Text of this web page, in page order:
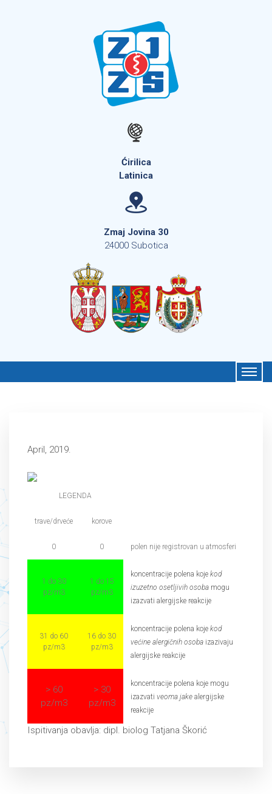
Ćirilica
Latinica
Zmaj Jovina 30
24000 Subotica
April, 2019.
LEGENDA
trave/drveće korove
0 0 polen nije registrovan u atmosferi
1 do 30
pz/m3
1 do 15
pz/m3
koncentracije polena koje kod
izuzetno osetljivih osoba mogu
izazvati alergijske reakcije
31 do 60
pz/m3
16 do 30
pz/m3
koncentracije polena koje kod
većine alergičnih osoba izazivaju
alergijske reakcije
> 60
pz/m3
> 30
pz/m3
koncentracije polena koje mogu
izazvati veoma jake alergijske
reakcije
Ispitivanja obavlja: dipl. biolog Tatjana Škorić